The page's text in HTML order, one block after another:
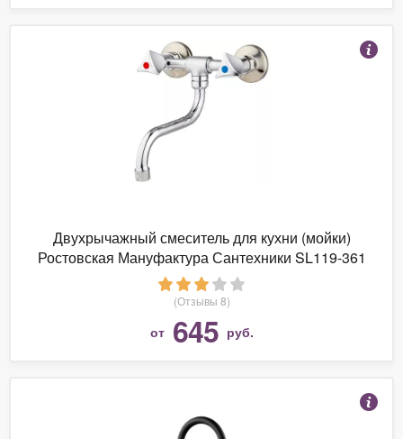
Двухрычажный смеситель для кухни (мойки)
Ростовская Мануфактура Сантехники SL119-361
(Отзывы 8)
от 645 руб.